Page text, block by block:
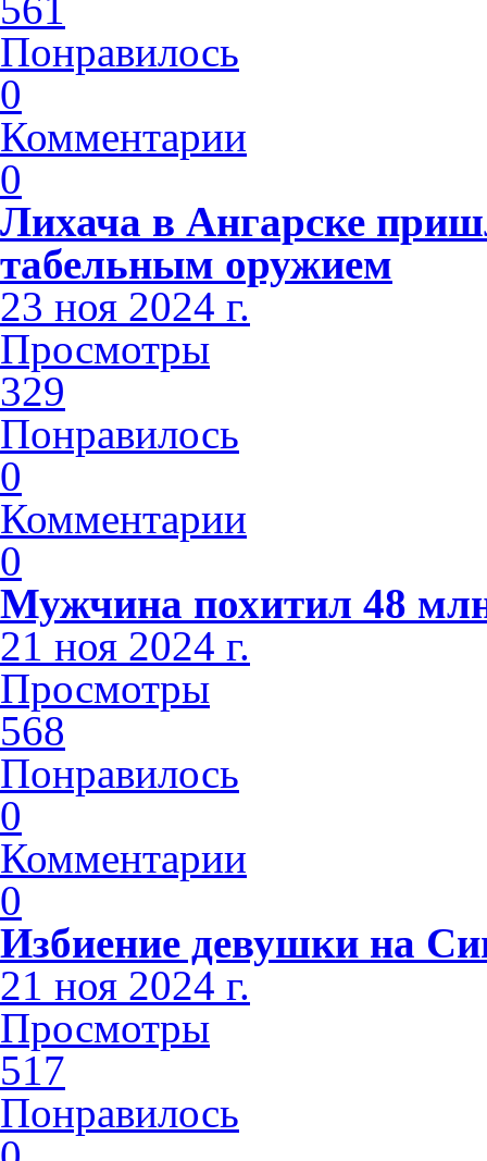
Понравилось
0
Комментарии
0
Лихача в Ангарске
табельным оружием
23 ноя 2024 г.
Просмотры
329
Понравилось
0
Комментарии
0
Мужчина похитил 48
21 ноя 2024 г.
Просмотры
568
Понравилось
0
Комментарии
0
Избиение девушки на
21 ноя 2024 г.
Просмотры
517
Понравилось